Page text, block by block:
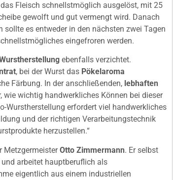
Fleisch schnellstmöglich ausgelöst, mit 25
gewolft und gut vermengt wird. Danach
es entweder in den nächsten zwei Tagen
eingefroren werden.
ebenfalls verzichtet.
, bei der Wurst das Pökelaroma
Färbung. In der anschließenden, lebhaften
wie wichtig handwerkliches Können bei dieser
Wurstherstellung erfordert viel handwerkliches
und der richtigen Verarbeitungstechnik
herzustellen.“
MetzgermeisterOtto Zimmermann. Er selbst
arbeitet hauptberuflich als
eigentlich aus einem industriellen